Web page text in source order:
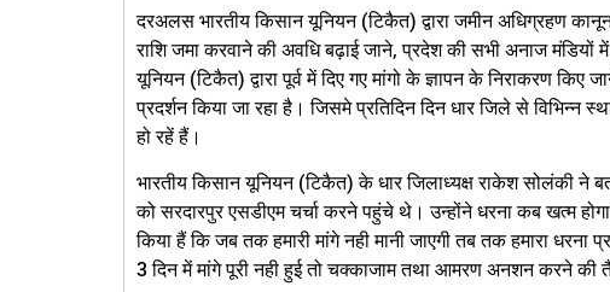
दरअलस भारतीय किसान यूनियन (टिकैत) द्वारा जमीन अधिग्रहण
राशि जमा करवाने की अवधि बढ़ाई जाने, प्रदेश की सभी अनाज मंडियों
यूनियन (टिकैत) द्वारा पूर्व में दिए गए मांगो के ज्ञापन के निराकरण
प्रदर्शन किया जा रहा है। जिसमे प्रतिदिन दिन धार जिले से विभिन्न
हो रहें हैं।
भारतीय किसान यूनियन (टिकैत) के धार जिलाध्यक्ष राकेश सोलंकी ने
को सरदारपुर एसडीएम चर्चा करने पहुंचे थे। उन्होंने धरना कब खत्म
किया हैं कि जब तक हमारी मांगे नही मानी जाएगी तब तक हमारा धरना
3 दिन में मांगे पूरी नही हुई तो चक्काजाम तथा आमरण अनशन करने की